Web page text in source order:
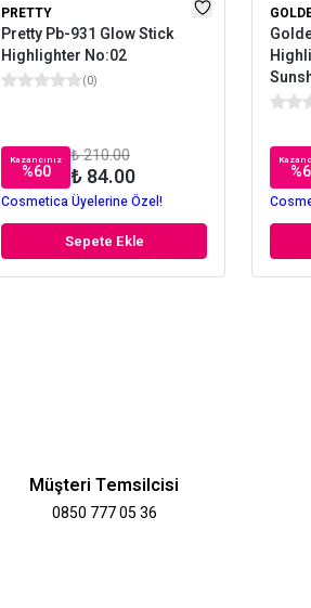
PRETTY
Pretty Pb-931 Glow Stick
Highlighter No:02
(0)
Kazancınız
%60
₺ 210.00
₺ 84.00
Cosmetica Üyelerine Özel!
Sepete Ekle
%
Müşteri Temsilcisi
0850 777 05 36